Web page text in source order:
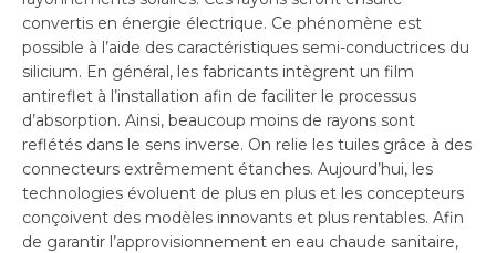
convertis en énergie électrique. Ce phénomène est
possible à l’aide des caractéristiques semi-conductrices du
silicium. En général, les fabricants intègrent un film
antireflet à l’installation afin de faciliter le processus
d’absorption. Ainsi, beaucoup moins de rayons sont
reflétés dans le sens inverse. On relie les tuiles grâce à des
connecteurs extrêmement étanches. Aujourd’hui, les
technologies évoluent de plus en plus et les concepteurs
conçoivent des modèles innovants et plus rentables. Afin
de garantir l’approvisionnement en eau chaude sanitaire,